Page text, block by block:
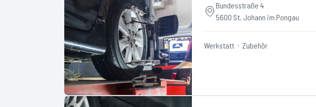
Bundesstraße 4
5600 St. Johann im Pongau
Werkstatt Zubehör